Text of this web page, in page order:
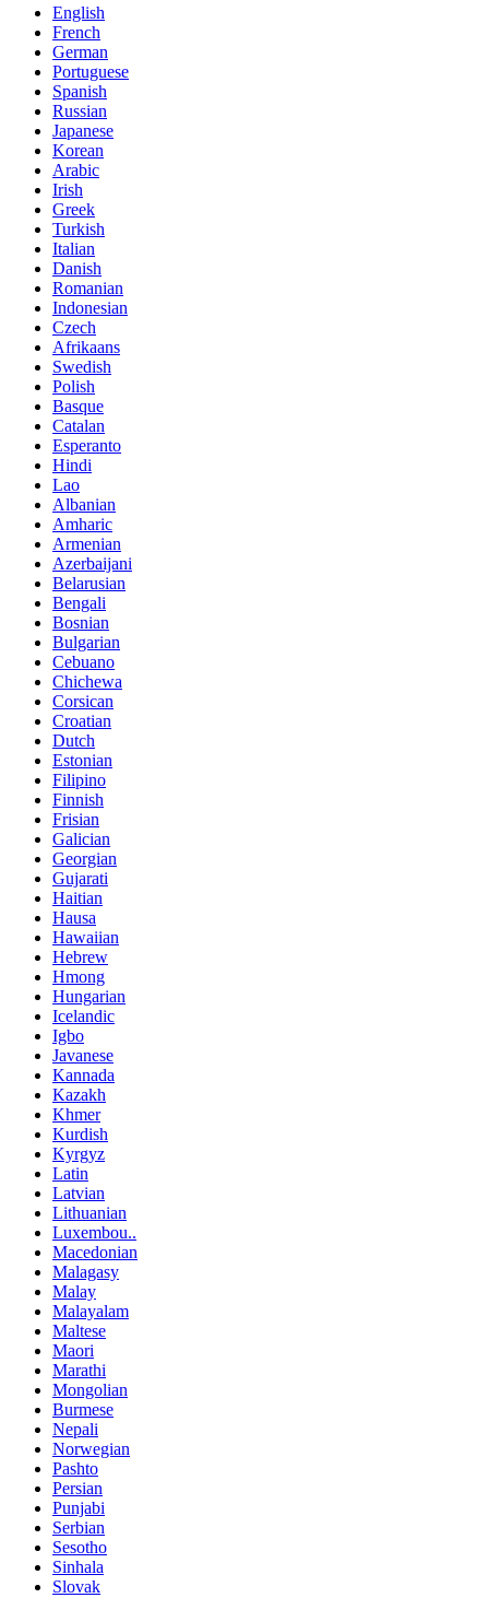
English
French
German
Portuguese
Spanish
Russian
Japanese
Korean
Arabic
Irish
Greek
Turkish
Italian
Danish
Romanian
Indonesian
Czech
Afrikaans
Swedish
Polish
Basque
Catalan
Esperanto
Hindi
Lao
Albanian
Amharic
Armenian
Azerbaijani
Belarusian
Bengali
Bosnian
Bulgarian
Cebuano
Chichewa
Corsican
Croatian
Dutch
Estonian
Filipino
Finnish
Frisian
Galician
Georgian
Gujarati
Haitian
Hausa
Hawaiian
Hebrew
Hmong
Hungarian
Icelandic
Igbo
Javanese
Kannada
Kazakh
Khmer
Kurdish
Kyrgyz
Latin
Latvian
Lithuanian
Luxembou..
Macedonian
Malagasy
Malay
Malayalam
Maltese
Maori
Marathi
Mongolian
Burmese
Nepali
Norwegian
Pashto
Persian
Punjabi
Serbian
Sesotho
Sinhala
Slovak